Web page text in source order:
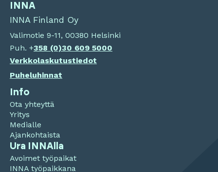
INNA
INNA Finland Oy
Valimotie 9-11, 00380 Helsinki
Puh. +358 (0)30 609 5000
Verkkolaskutustiedot
Puheluhinnat
Info
Ota yhteyttä
Yritys
Medialle
Ajankohtaista
Ura INNAlla
Avoimet työpaikat
INNA työpaikkana